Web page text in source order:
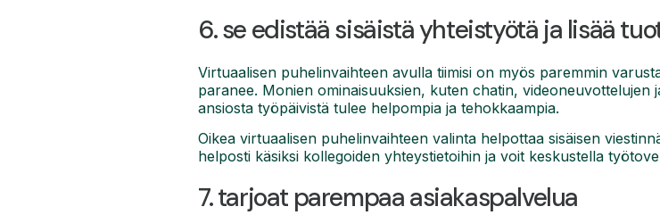
6. se edistää sisäistä yhteistyötä ja lisää
Virtuaalisen puhelinvaihteen avulla tiimisi on myös paremmin
paranee. Monien ominaisuuksien, kuten chatin, videoneuvottelujen
ansiosta työpäivistä tulee helpompia ja tehokkaampia.
Oikea virtuaalisen puhelinvaihteen valinta helpottaa sisäisen
helposti käsiksi kollegoiden yhteystietoihin ja voit keskustella
7. tarjoat parempaa asiakaspalvelua